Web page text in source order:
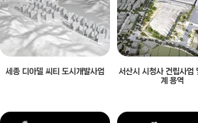
세종 디아델 씨티 도시개발사업
서산시 시청사 건립사업
계 용역